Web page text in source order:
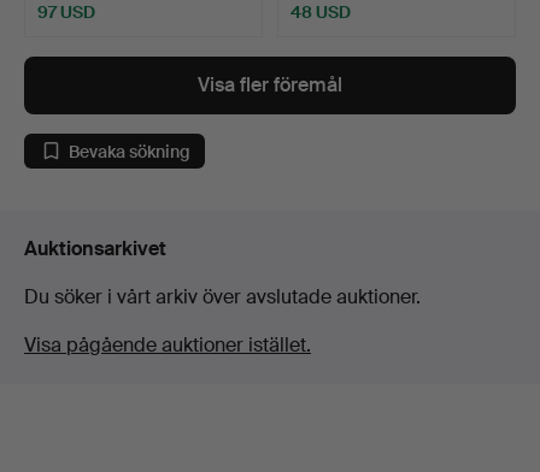
97 USD 48 USD
Visa fler föremål
Bevaka sökning
Auktionsarkivet
Du söker i vårt arkiv över avslutade auktioner.
Visa pågående auktioner istället.